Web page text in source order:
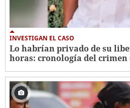
INVESTIGAN EL CASO
Lo habrían privado de su
horas: cronología del crimen